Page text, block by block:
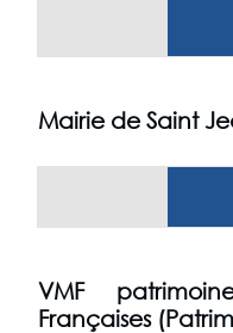
Mairie de Saint
VMF
Françaises